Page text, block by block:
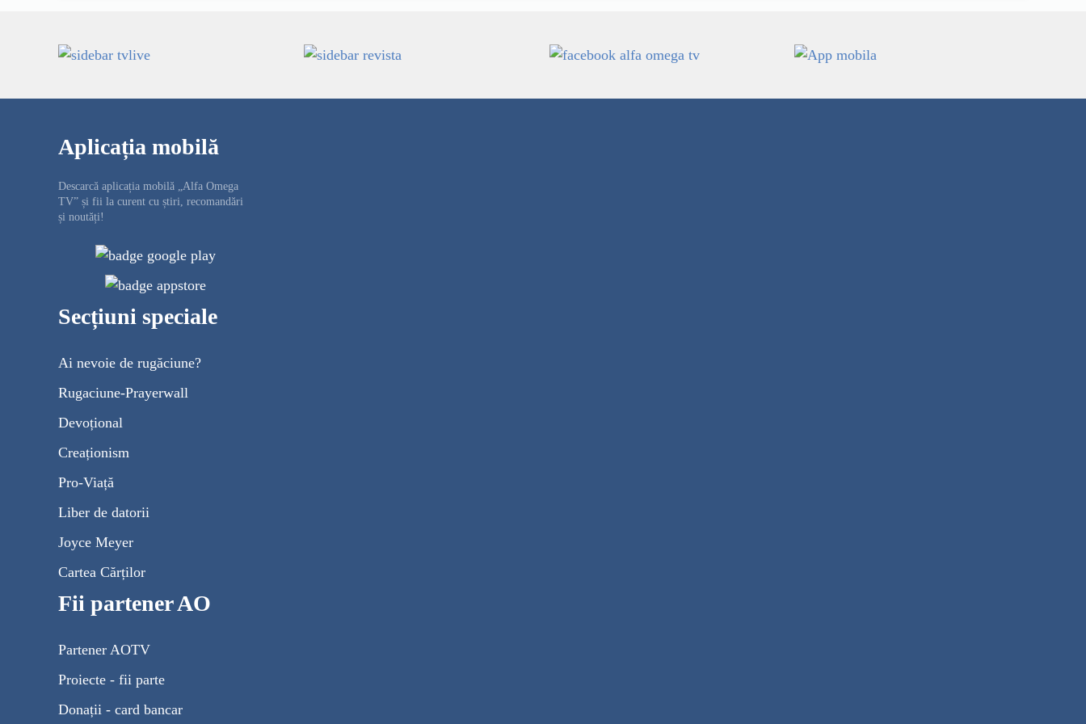
Aplicația mobilă
Descarcă aplicația mobilă „Alfa Omega
TV” și fii la curent cu știri, recomandări
și noutăți!
Secțiuni speciale
Ai nevoie de rugăciune?
Rugaciune-Prayerwall
Devoțional
Creaționism
Pro-Viață
Liber de datorii
Joyce Meyer
Cartea Cărților
Fii partener AO
Partener AOTV
Proiecte - fii parte
Donații - card bancar